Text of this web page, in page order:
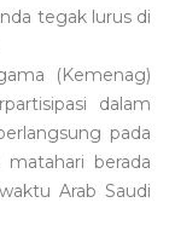
tegak lurus di
(Kemenag)
dalam
pada
berada
Arab Saudi